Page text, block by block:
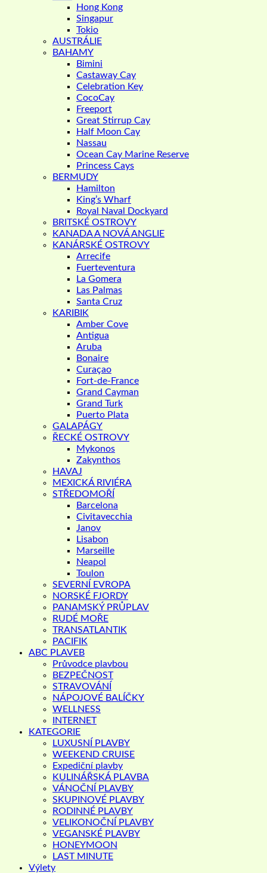
Hong Kong
Singapur
Tokio
AUSTRÁLIE
BAHAMY
Bimini
Castaway Cay
Celebration Key
CocoCay
Freeport
Great Stirrup Cay
Half Moon Cay
Nassau
Ocean Cay Marine Reserve
Princess Cays
BERMUDY
Hamilton
King’s Wharf
Royal Naval Dockyard
BRITSKÉ OSTROVY
KANADA A NOVÁ ANGLIE
KANÁRSKÉ OSTROVY
Arrecife
Fuerteventura
La Gomera
Las Palmas
Santa Cruz
KARIBIK
Amber Cove
Antigua
Aruba
Bonaire
Curaçao
Fort-de-France
Grand Cayman
Grand Turk
Puerto Plata
GALAPÁGY
ŘECKÉ OSTROVY
Mykonos
Zakynthos
HAVAJ
MEXICKÁ RIVIÉRA
STŘEDOMOŘÍ
Barcelona
Civitavecchia
Janov
Lisabon
Marseille
Neapol
Toulon
SEVERNÍ EVROPA
NORSKÉ FJORDY
PANAMSKÝ PRŮPLAV
RUDÉ MOŘE
TRANSATLANTIK
PACIFIK
ABC PLAVEB
Průvodce plavbou
BEZPEČNOST
STRAVOVÁNÍ
NÁPOJOVÉ BALÍČKY
WELLNESS
INTERNET
KATEGORIE
LUXUSNÍ PLAVBY
WEEKEND CRUISE
Expediční plavby
KULINÁŘSKÁ PLAVBA
VÁNOČNÍ PLAVBY
SKUPINOVÉ PLAVBY
RODINNÉ PLAVBY
VELIKONOČNÍ PLAVBY
VEGANSKÉ PLAVBY
HONEYMOON
LAST MINUTE
Výlety